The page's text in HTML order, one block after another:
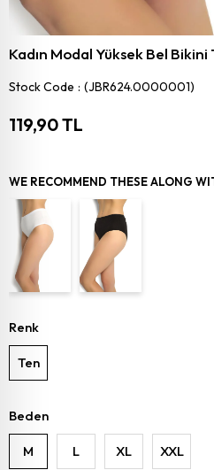
Kadın Modal Yüksek Bel
Stock Code (JBR624.0000001)
119,90 TL
WE RECOMMEND THESE ALONG
Renk
Ten
Beden
M L XL XXL